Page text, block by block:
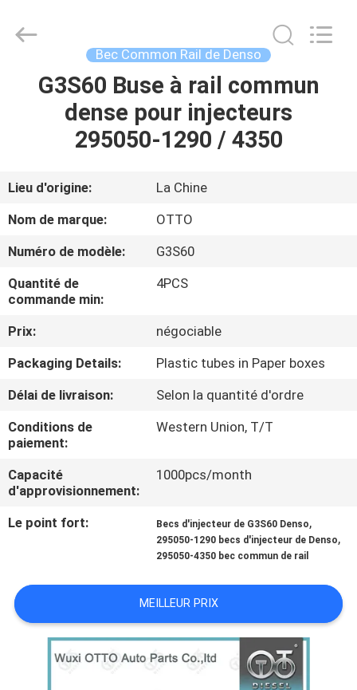
MAISON
PRODUITS
À
DE
NOUS
VISITE
DE
L'USINE
CONTRÔLE
QUALITÉ
NOUS
NOUVELLES
OTTO
AUTO
Bec Common Rail de Denso
G3S60 Buse à rail commun
dense pour injecteurs
295050-1290 / 4350
Lieu d'origine:
La Chine
Nom de marque:
OTTO
Numéro de modèle:
G3S60
Quantité de
commande min:
4PCS
Prix:
négociable
Packaging Details:
Plastic tubes in Paper boxes
Délai de livraison:
Selon la quantité d'ordre
Conditions de
paiement:
Western Union, T/T
Capacité
d'approvisionnement:
1000pcs/month
Le point fort: Becs d'injecteur de G3S60 Denso,
295050-1290 becs d'injecteur de Denso,
295050-4350 bec commun de rail
MEILLEUR PRIX